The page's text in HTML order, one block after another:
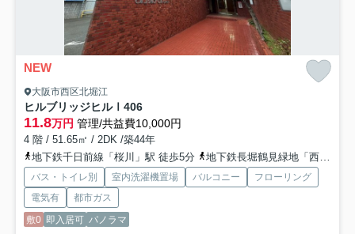
NEW
大阪市西区北堀江
ヒルブリッジヒルⅠ 406
11.8万円 管理/共益費10,000円
4 階 / 51.65㎡ / 2DK /築44年
地下鉄千日前線「桜川」駅 徒歩5分
地下鉄長堀鶴見緑地「西長堀」駅 徒歩5分
バス・トイレ別 室内洗濯機置場 バルコニー
フローリング
電気有
都市ガス
敷0 即入居可 パノラマ